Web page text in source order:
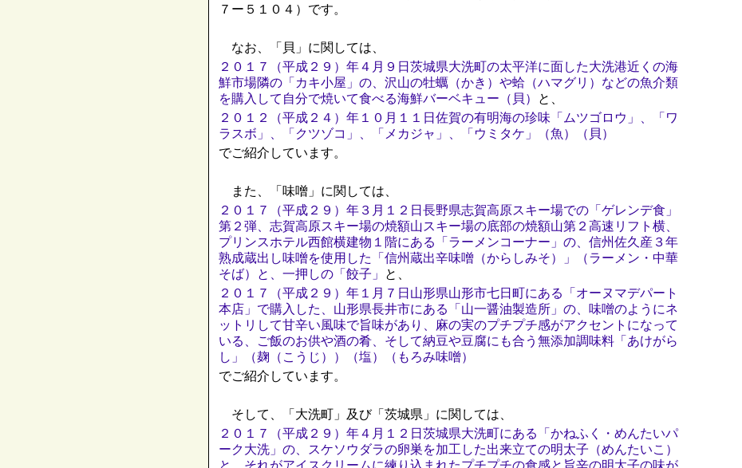
７ー５１０４）です。
なお、「貝」に関しては、
２０１７（平成２９）年４月９日茨城県大洗町の太平洋に面した大洗港近くの海
鮮市場隣の「カキ小屋」の、沢山の牡蠣（かき）や蛤（ハマグリ）などの魚介類
を購入して自分で焼いて食べる海鮮バーベキュー（貝）
と、
２０１２（平成２４）年１０月１１日佐賀の有明海の珍味「ムツゴロウ」、「ワ
ラスボ」、「クツゾコ」、「メカジャ」、「ウミタケ」（魚）（貝）
でご紹介しています。
また、「味噌」に関しては、
２０１７（平成２９）年３月１２日長野県志賀高原スキー場での「ゲレンデ食」
第２弾、志賀高原スキー場の焼額山スキー場の底部の焼額山第２高速リフト横、
プリンスホテル西館横建物１階にある「ラーメンコーナー」の、信州佐久産３年
熟成蔵出し味噌を使用した「信州蔵出辛味噌（からしみそ）」（ラーメン・中華
そば）と、一押しの「餃子」
と、
２０１７（平成２９）年１月７日山形県山形市七日町にある「オーヌマデパート
本店」で購入した、山形県長井市にある「山一醤油製造所」の、味噌のようにネ
ットリして甘辛い風味で旨味があり、麻の実のプチプチ感がアクセントになって
いる、ご飯のお供や酒の肴、そして納豆や豆腐にも合う無添加調味料「あけがら
し」（麹（こうじ））（塩）（もろみ味噌）
でご紹介しています。
そして、「大洗町」及び「茨城県」に関しては、
２０１７（平成２９）年４月１２日茨城県大洗町にある「かねふく・めんたいパ
ーク大洗」の、スケソウダラの卵巣を加工した出来立ての明太子（めんたいこ）
と、それがアイスクリームに練り込まれたプチプチの食感と旨辛の明太子の味が